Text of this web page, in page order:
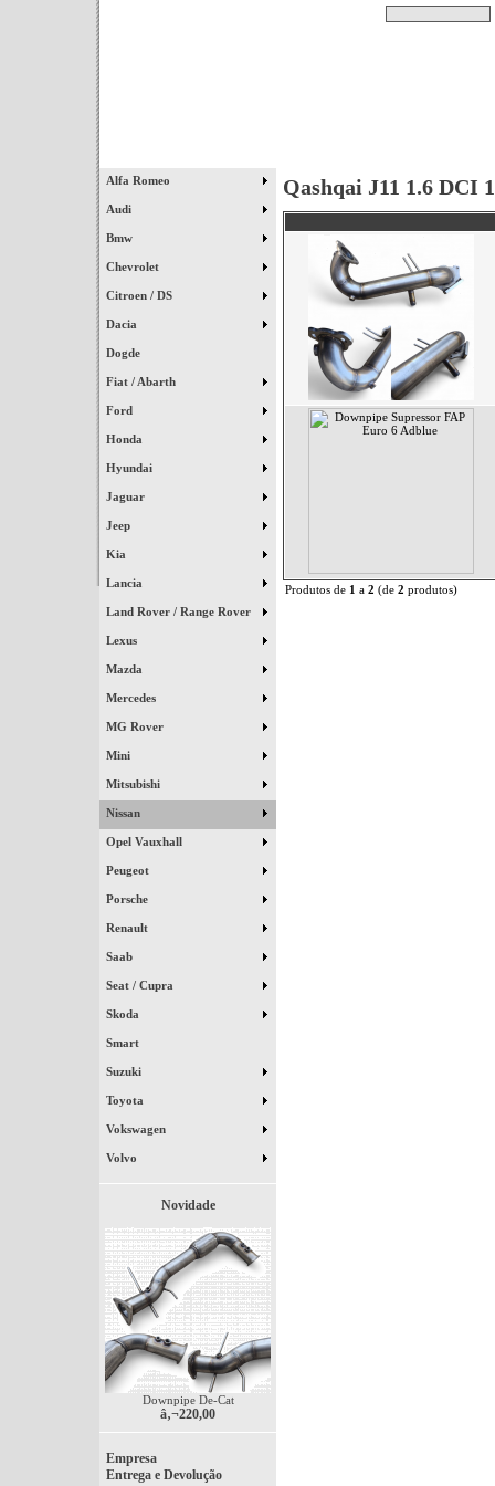
Alfa Romeo
Audi
Bmw
Chevrolet
Citroen / DS
Dacia
Dogde
Fiat / Abarth
Ford
Honda
Hyundai
Jaguar
Jeep
Kia
Lancia
Land Rover / Range Rover
Lexus
Mazda
Mercedes
MG Rover
Mini
Mitsubishi
Nissan
Opel Vauxhall
Peugeot
Porsche
Renault
Saab
Seat / Cupra
Skoda
Smart
Suzuki
Toyota
Vokswagen
Volvo
Novidade
Downpipe De-Cat
â‚¬220,00
Empresa
Entrega e Devolução
Qashqai J11 1.6 DCI
Produtos de 1 a 2 (de 2 produtos)